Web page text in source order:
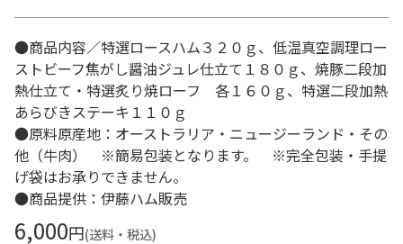
●商品内容／特選ロースハム３２０ｇ、低温真空調理ロー
ストビーフ焦がし醤油ジュレ仕立て１８０ｇ、焼豚二段加
熱仕立て・特選炙り焼ローフ 各１６０ｇ、特選二段加熱
あらびきステーキ１１０ｇ
●原料原産地：オーストラリア・ニュージーランド・その
他（牛肉） ※簡易包装となります。 ※完全包装・手提
げ袋はお承りできません。
●商品提供：伊藤ハム販売
6,000円(送料・税込)